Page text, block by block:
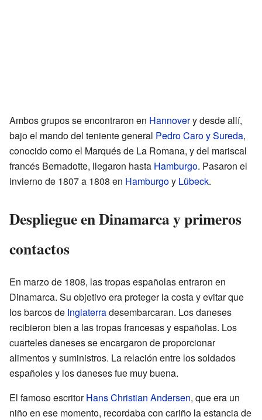
Ambos grupos se encontraron en Hannovery desde allí,
bajo el mando del teniente general Pedro Caro y Sureda,
conocido como el Marqués de La Romana, y del mariscal
francés Bernadotte, llegaron hasta Hamburgo. Pasaron el
invierno de 1807 a 1808 en Hamburgoy Lübeck.
Despliegue en Dinamarca y primeros
contactos
En marzo de 1808, las tropas españolas entraron en
Dinamarca. Su objetivo era proteger la costa y evitar que
los barcos de Inglaterradesembarcaran. Los daneses
recibieron bien a las tropas francesas y españolas. Los
cuarteles daneses se encargaron de proporcionar
alimentos y suministros. La relación entre los soldados
españoles y los daneses fue muy buena.
El famoso escritorHans Christian Andersen, que era un
niño en ese momento, recordaba con cariño la estancia de